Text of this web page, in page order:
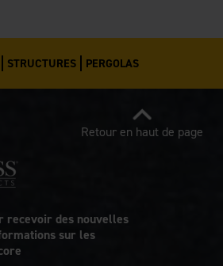
STRUCTURES PERGOLAS
recevoir des nouvelles
sur les
Retour en haut de page